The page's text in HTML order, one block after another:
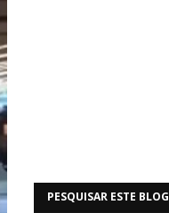
PESQUISAR ESTE BLOG